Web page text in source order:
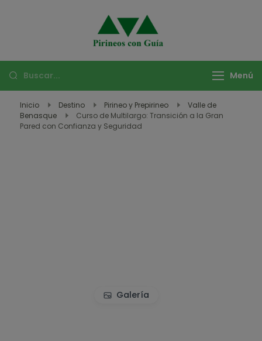
Aventuras y
Montaña
con Pirineos con Guía.
únicas de trekking,
escalada, y más en
Menú
Inicio Destino Pirineo y Prepirineo
Valle de
Benasque
Curso de Multilargo: Transición a la Gran
Pared con Confianza y Seguridad
Galería